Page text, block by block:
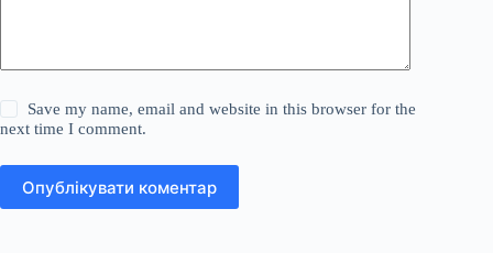
Save my name, email and website in this browser for the
next time I comment.
Опублікувати коментар